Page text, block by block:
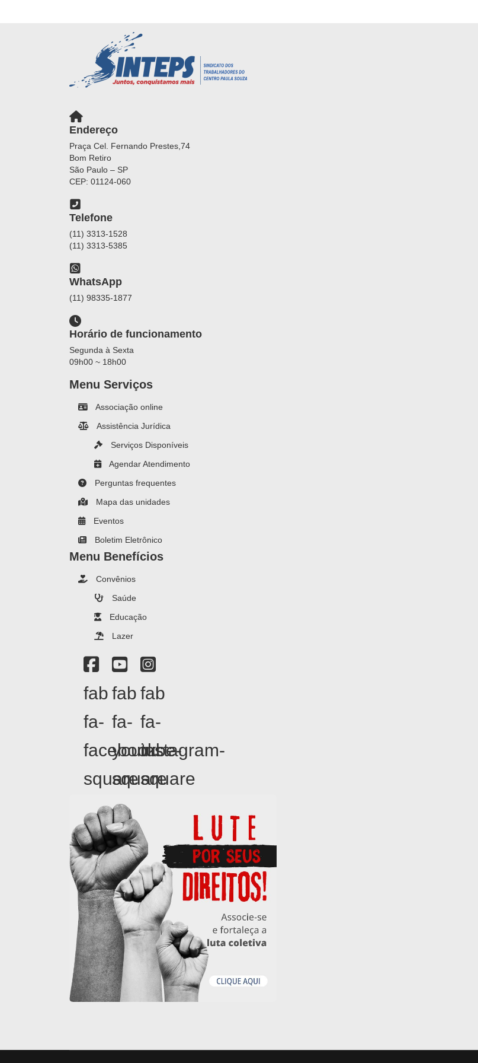
Endereço
Praça Cel. Fernando Prestes,74
Bom Retiro
São Paulo – SP
CEP: 01124-060
Telefone
(11) 3313-1528
(11) 3313-5385
WhatsApp
(11) 98335-1877
Horário de funcionamento
Segunda à Sexta
09h00 ~ 18h00
Menu Serviços
Associação online
Assistência Jurídica
Serviços Disponíveis
Agendar Atendimento
Perguntas frequentes
Mapa das unidades
Eventos
Boletim Eletrônico
Menu Benefícios
Convênios
Saúde
Educação
Lazer
fab
fa-
facebook-
square
fab
fa-
youtube-
square
fab
fa-
instagram-
square